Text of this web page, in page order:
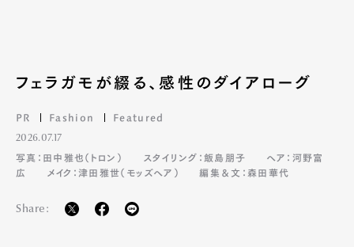
フェラガモが綴る、感性のダイアローグ
PR Fashion Featured
2026.07.17
写真：田中雅也（トロン）
スタイリング：飯島朋子
ヘア：河野富
広
メイク：津田雅世（モッズヘア） 編集＆文：森田華代
Share: